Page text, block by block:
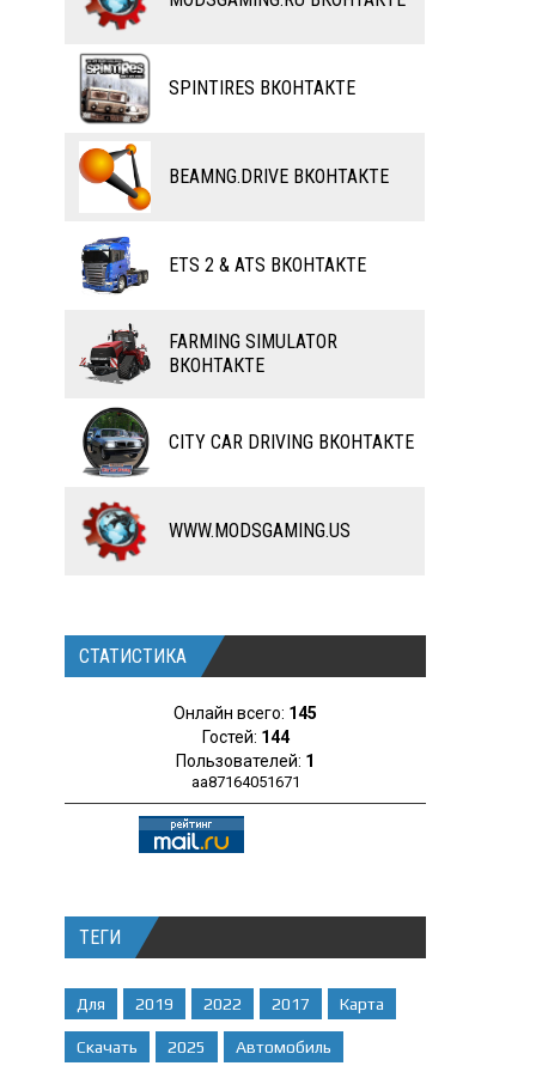
ВЕЛОСИПЕДЫ
ТАНКИ
ПОЕЗДА
ВОДНЫЙ ТРАНСПОРТ
САМОЛЕТЫ
RC ТРАНСПОРТ
КАРТЫ
ЧИТЫ
ПРОГРАММЫ
РАЗНОЕ
ТЮНИНГ
КАРТЫ SPINTIRES ВКОНТАКТЕ
BEAMNG.DRIVE ВКОНТАКТЕ
ETS 2 & ATS ВКОНТАКТЕ
FARMING SIMULATOR
ВКОНТАКТЕ
CITY CAR DRIVING ВКОНТАКТЕ
WWW.MODSGAMING.US
СТАТИСТИКА
Онлайн всего: 145
Гостей: 144
Пользователей: 1
aa87164051671
ТЕГИ
Для 2019 2022 2017 Карта
Скачать 2025 Автомобиль